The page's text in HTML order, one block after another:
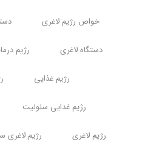
خواص رژیم لاغری
دستگاه لاغری رژیم
رژیم غذایی
رژیم غذایی سلولیت
رژیم لاغری رژیم لاغری